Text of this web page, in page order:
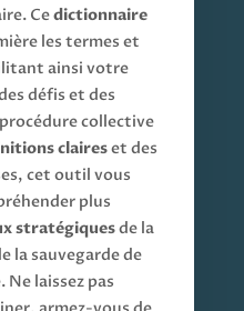
Cedictionnaire
les termes et
ainsi votre
défis et des
collective
claireset des
cet outil vous
plus
stratégiquesde la
la sauvegarde de
laissez pas